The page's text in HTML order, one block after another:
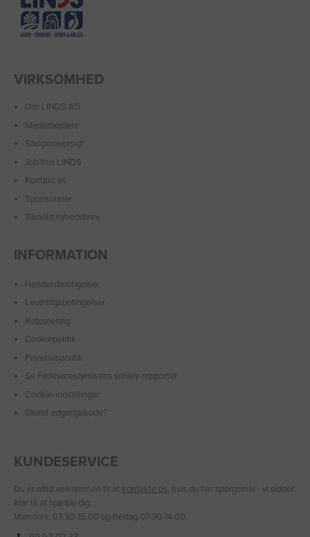
VIRKSOMHED
Om LINDS AS
Medarbejdere
Sælgeroversigt
Job hos LINDS
Kontakt os
Sponsorater
Tilmeld nyhedsbrev
INFORMATION
Handelsbetingelser
Leveringsbetingelser
Returnering
Cookiepolitik
Privatlivspolitik
Se Fødevarestyrelsens smiley-rapporter
Cookie-indstillinger
Glemt adgangskode?
KUNDESERVICE
Du er altid velkommen til at kontakte os, hvis du har spørgsmål - vi sidder
klar til at hjælpe dig.
Man-tors: 07.30-16.00 og fredag 07.30-14.00.